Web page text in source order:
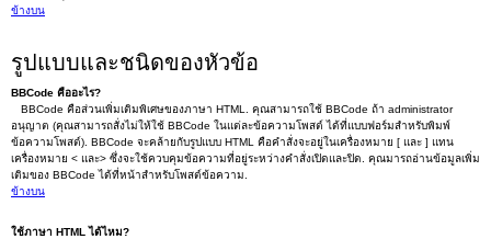
ข้างบน
รูปแบบและชนิดของหัวข้อ
BBCode คืออะไร?
BBCode คือส่วนเพิ่มเติมพิเศษของภาษา HTML. คุณสามารถใช้ BBCode ถ้า administrator
อนุญาต (คุณสามารถสั่งไม่ให้ใช้ BBCode ในแต่ละข้อความโพสต์ ได้ที่แบบฟอร์มสำหรับพิมพ์
ข้อความโพสต์). BBCode จะคล้ายกับรูปแบบ HTML คือคำสั่งจะอยู่ในเครื่องหมาย [ และ ] แทน
เครื่องหมาย < และ> ซึ่งจะใช้ควบคุมข้อความที่อยู่ระหว่างคำสั่งเปิดและปิด. คุณมารถอ่านข้อมูลเพิ่ม
เติมของ BBCode ได้ที่หน้าสำหรับโพสต์ข้อความ.
ข้างบน
ใช้ภาษา HTML ได้ไหม?